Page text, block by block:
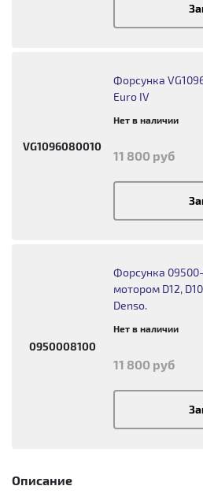
VG1096080010
Форсунка
Euro IV
Нет в наличии
11 800 руб
0950008100
Форсунка
мотором D12,
Denso.
Нет в наличии
11 800 руб
Описание